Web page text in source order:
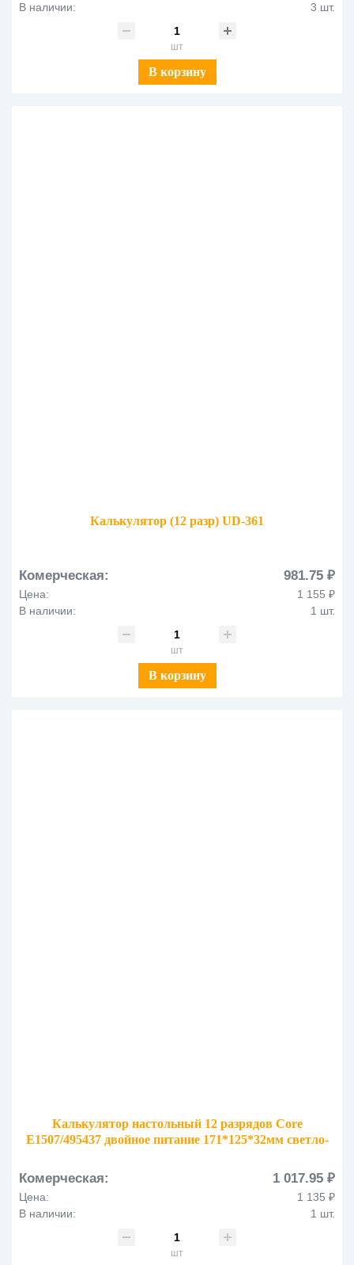
В наличии:
3 шт.
шт
В корзину
Калькулятор (12 разр) UD-361
Комерческая: 981.75 ₽
Цена:
1 155 ₽
В наличии:
1 шт.
шт
В корзину
Калькулятор настольный 12 разрядов Core
E1507/495437 двойное питание 171*125*32мм светло-
Комерческая: 1 017.95 ₽
Цена:
1 135 ₽
В наличии:
1 шт.
шт